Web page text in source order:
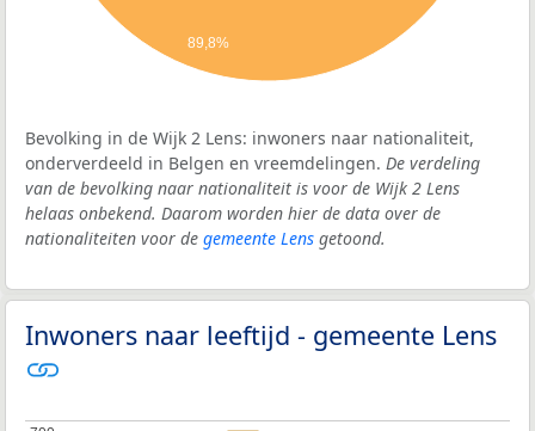
89,8%
Bevolking in de Wijk 2 Lens: inwoners naar nationaliteit,
onderverdeeld in Belgen en vreemdelingen. De verdeling
van de bevolking naar nationaliteit is voor de Wijk 2 Lens
helaas onbekend. Daarom worden hier de data over de
nationaliteiten voor de gemeente Lens getoond.
Inwoners naar leeftijd - gemeente Lens